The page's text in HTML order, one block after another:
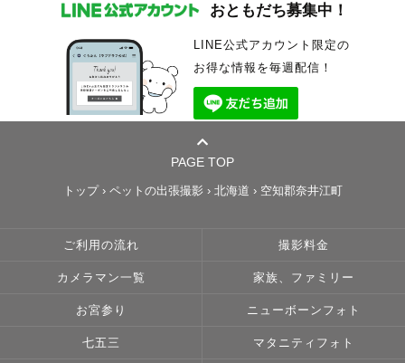
おともだち募集中！
LINE公式アカウント限定の
お得な情報を毎週配信！
PAGE TOP
トップ› ペットの出張撮影 › 北海道 › 空知郡奈井江町
ご利用の流れ 撮影料金
カメラマン一覧 家族、ファミリー
お宮参り ニューボーンフォト
七五三 マタニティフォト